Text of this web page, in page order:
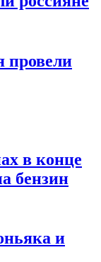
в конце
бензин
и